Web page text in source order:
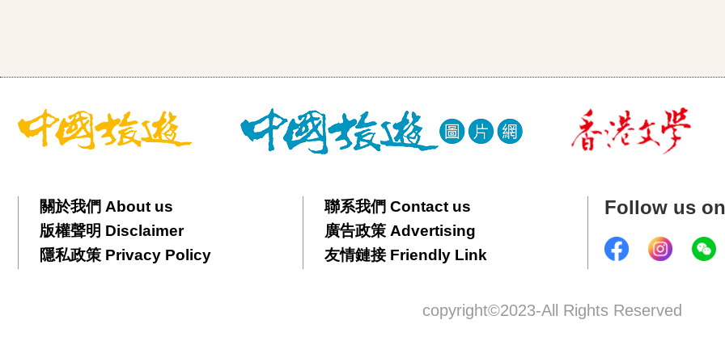
關於我們 About us
版權聲明 Disclaimer
隱私政策 Privacy Policy
聯系我們 Contact us
廣告政策 Advertising
友情鏈接 Friendly Link
Follow us on
copyright©2023-All Rights Reserved